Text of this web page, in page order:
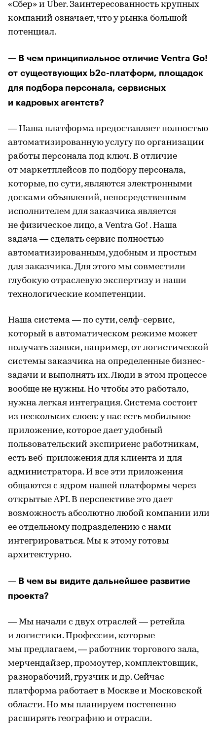
«Сбер» и Uber. Заинтересованность крупных
компаний означает, что у рынка большой
потенциал.
— В чем принципиальное отличие Ventra Go!
от существующих b2c-платформ, площадок
для подбора персонала, сервисных
и кадровых агентств?
— Наша платформа предоставляет полностью
автоматизированную услугу по организации
работы персонала под ключ. В отличие
от маркетплейсов по подбору персонала,
которые, по сути, являются электронными
досками объявлений, непосредственным
исполнителем для заказчика является
не физическое лицо, а Ventra Go! . Наша
задача — сделать сервис полностью
автоматизированным, удобным и простым
для заказчика. Для этого мы совместили
глубокую отраслевую экспертизу и наши
технологические компетенции.
Наша система — по сути, селф-сервис,
который в автоматическом режиме может
получать заявки, например, от логистической
системы заказчика на определенные бизнес-
задачи и выполнять их. Люди в этом процессе
вообще не нужны. Но чтобы это работало,
нужна легкая интеграция. Система состоит
из нескольких слоев: у нас есть мобильное
приложение, которое дает удобный
пользовательский экспириенс работникам,
есть веб-приложения для клиента и для
администратора. И все эти приложения
общаются с ядром нашей платформы через
открытые API. В перспективе это дает
возможность абсолютно любой компании или
ее отдельному подразделению с нами
интегрироваться. Мы к этому готовы
архитектурно.
— В чем вы видите дальнейшее развитие
проекта?
— Мы начали с двух отраслей — ретейла
и логистики. Профессии, которые
мы предлагаем, — работник торгового зала,
мерчендайзер, промоутер, комплектовщик,
разнорабочий, грузчик и др. Сейчас
платформа работает в Москве и Московской
области. Но мы планируем постепенно
расширять географию и отрасли.